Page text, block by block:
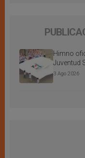
Himno
Juventud
3 Ago 2026